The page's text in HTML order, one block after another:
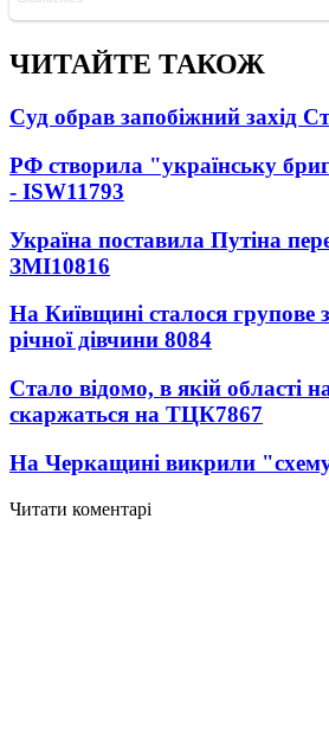
ЧИТАЙТЕ ТАКОЖ
Суд обрав запобіжний захід
РФ створила "українську
- ISW11793
Україна поставила Путіна
ЗМІ10816
На Київщині сталося групове
річної дівчини 8084
Стало відомо, в якій області
скаржаться на ТЦК7867
На Черкащині викрили
Читати коментарі